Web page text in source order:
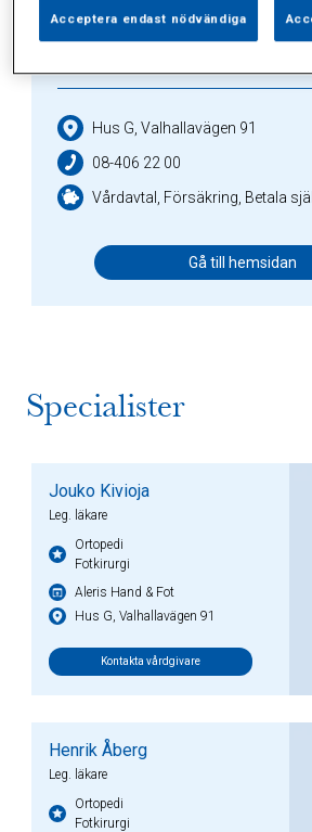
Hus G, Valhallavägen 91
08-406 22 00
Vårdavtal, Försäkring, Betala
Gå till hemsidan
Specialister
Jouko Kivioja
Leg. läkare
Ortopedi
Fotkirurgi
Aleris Hand & Fot
Hus G, Valhallavägen 91
Kontakta vårdgivare
Henrik Åberg
Leg. läkare
Ortopedi
Fotkirurgi
Acceptera endast nödvändiga